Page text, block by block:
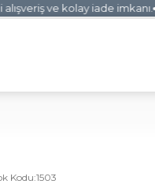
ve kolay iade imkanı.
Kodu:1503